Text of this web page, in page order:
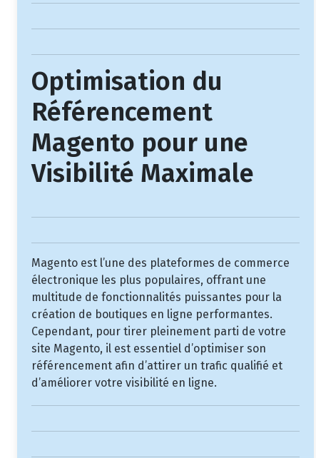
Optimisation du
Référencement
Magento pour une
Visibilité Maximale
Magento est l’une des plateformes de commerce
électronique les plus populaires, offrant une
multitude de fonctionnalités puissantes pour la
création de boutiques en ligne performantes.
Cependant, pour tirer pleinement parti de votre
site Magento, il est essentiel d’optimiser son
référencement afin d’attirer un trafic qualifié et
d’améliorer votre visibilité en ligne.